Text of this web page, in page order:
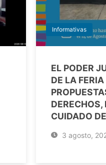
Informativas
EL PODER
DE LA
CUIDADO
3 agosto,